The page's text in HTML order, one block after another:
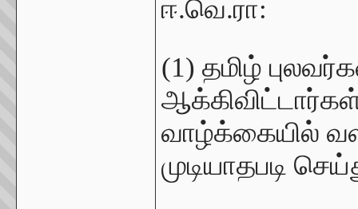
ஈ.வெ.ரா:
(1) தமிழ்
வாழ்க்கையில்
முடியாதபடி